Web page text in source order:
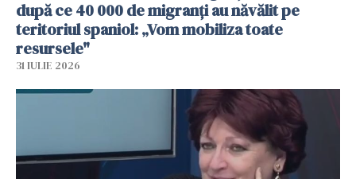
după ce 40 000 de migranți au năvălit pe
teritoriul spaniol: „Vom mobiliza toate
resursele"
31 IULIE 2026